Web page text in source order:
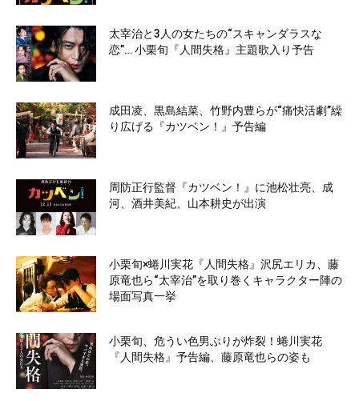
太宰治と3人の女たちの“スキャンダラスな
恋”… 小栗旬『人間失格』主題歌入り予告
成田凌、黒島結菜、竹野内豊らが“痛快活劇”繰
り広げる『カツベン！』予告編
周防正行監督『カツベン！』に池松壮亮、成
河、酒井美紀、山本耕史が出演
小栗旬×蜷川実花『人間失格』沢尻エリカ、藤
原竜也ら“太宰治”を取り巻くキャラクター陣の
場面写真一挙
小栗旬、危うい色男ぶりが炸裂！蜷川実花
『人間失格』予告編、藤原竜也らの姿も